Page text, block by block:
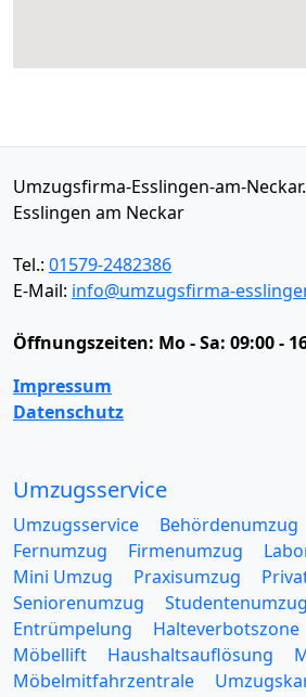
Umzugsfirma-Esslingen-am-
Esslingen am Neckar
Tel.: 01579-2482386
E-Mail: info@umzugsfirma-
Öffnungszeiten: Mo - Sa: 09:00 -
Impressum
Datenschutz
Umzugsservice
Umzugsservice Behördenumzug
Fernumzug
Firmenumzug
Mini Umzug
Praxisumzug
Seniorenumzug
Studentenumzug
Entrümpelung
Halteverbotszone
Möbellift
Haushaltsauflösung
Möbelmitfahrzentrale